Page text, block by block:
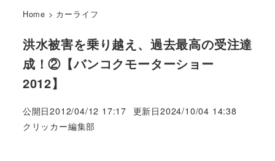
Home > カーライフ
洪水被害を乗り越え、過去最高の受注達
成！②【バンコクモーターショー
2012】
公開日2012/04/12 17:17 更新日2024/10/04 14:38
著
クリッカー編集部